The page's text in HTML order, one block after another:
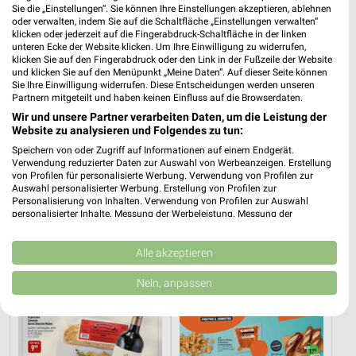
2,9 km
Angebote ab 03.08.
3,8 km
Angebote ab 03.08.
GALERIA Markthalle tegut...
Sie die „Einstellungen“. Sie können Ihre Einstellungen akzeptieren, ablehnen
oder verwalten, indem Sie auf die Schaltfläche „Einstellungen verwalten“
klicken oder jederzeit auf die Fingerabdruck-Schaltfläche in der linken
unteren Ecke der Website klicken. Um Ihre Einwilligung zu widerrufen,
klicken Sie auf den Fingerabdruck oder den Link in der Fußzeile der Website
und klicken Sie auf den Menüpunkt „Meine Daten“. Auf dieser Seite können
Sie Ihre Einwilligung widerrufen. Diese Entscheidungen werden unseren
Partnern mitgeteilt und haben keinen Einfluss auf die Browserdaten.
Wir und unsere Partner verarbeiten Daten, um die Leistung der
Website zu analysieren und Folgendes zu tun:
Speichern von oder Zugriff auf Informationen auf einem Endgerät.
Verwendung reduzierter Daten zur Auswahl von Werbeanzeigen. Erstellung
von Profilen für personalisierte Werbung. Verwendung von Profilen zur
Auswahl personalisierter Werbung. Erstellung von Profilen zur
Personalisierung von Inhalten. Verwendung von Profilen zur Auswahl
personalisierter Inhalte. Messung der Werbeleistung. Messung der
Kombinationen von Daten aus verschiedenen Quellen. Entwicklung und
Verbesserung der Angebote. Verwendung reduzierter Daten zur Auswahl
von Inhalten.
Daten können außerhalb der Europäischen Union weitergegeben und in die
Website/App.
Partnerliste anzeigen (1 IAB-Anbieter)
Alle akzeptieren
Nein, anpassen